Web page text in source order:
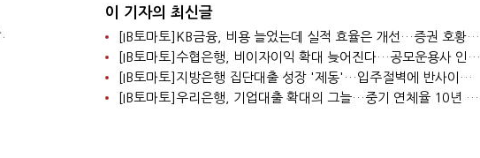
이 기자의 최신글
[IB토마토]KB금융, 비용 늘었는데 실적 효율은 개선…증권 호황 효과
[IB토마토]수협은행, 비이자이익 확대 늦어진다…공모운용사 인가 연말로
[IB토마토]지방은행 집단대출 성장 '제동'…입주절벽에 반사이익도 희박
[IB토마토]우리은행, 기업대출 확대의 그늘…중기 연체율 10년 만에 최고